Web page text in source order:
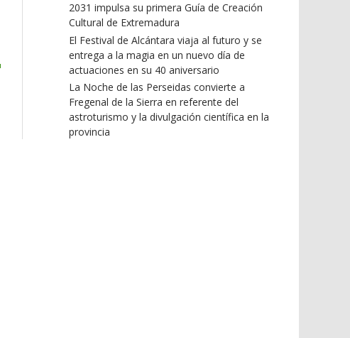
2031 impulsa su primera Guía de Creación
Cultural de Extremadura
El Festival de Alcántara viaja al futuro y se
entrega a la magia en un nuevo día de
actuaciones en su 40 aniversario
La Noche de las Perseidas convierte a
Fregenal de la Sierra en referente del
astroturismo y la divulgación científica en la
provincia